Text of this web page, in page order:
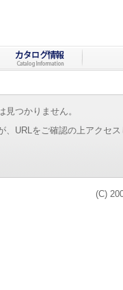
見つかりません。
、URLをご確認の上アクセ
(C)